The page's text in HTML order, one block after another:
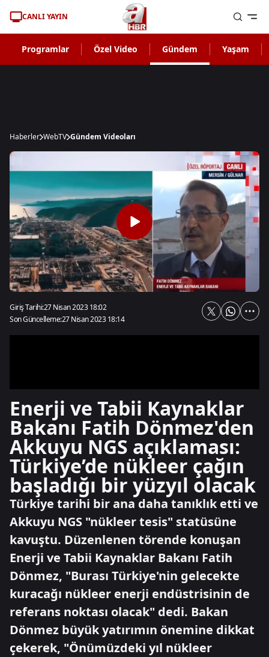
CANLI YAYIN
Programlar Özel Video Gündem Yaşam
Haberler WebTV Gündem Videoları
Giriş Tarihi:27 Nisan 2023 18:02
Son Güncelleme:27 Nisan 2023 18:14
Enerji ve Tabii Kaynaklar
Bakanı Fatih Dönmez'den
Akkuyu NGS açıklaması:
Türkiye’de nükleer çağın
başladığı bir yüzyıl olacak
Türkiye tarihi bir ana daha tanıklık etti ve
Akkuyu NGS "nükleer tesis" statüsüne
kavuştu. Düzenlenen törende konuşan
Enerji ve Tabii Kaynaklar Bakanı Fatih
Dönmez, "Burası Türkiye'nin gelecekte
kuracağı nükleer enerji endüstrisinin de
referans noktası olacak" dedi. Bakan
Dönmez büyük yatırımın önemine dikkat
çekerek, "Önümüzdeki yıl nükleer